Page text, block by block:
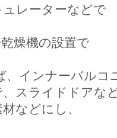
レーターなどで
燥機の設置で
、インナーバルコ
スライドドアな
などにし、